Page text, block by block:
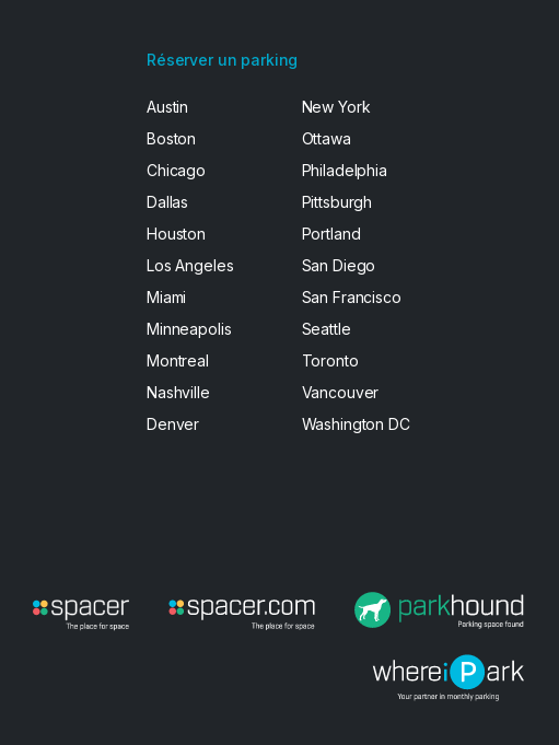
Réserver un parking
Austin
Boston
Chicago
Dallas
Houston
Los Angeles
Miami
Minneapolis
Montreal
Nashville
Denver
New York
Ottawa
Philadelphia
Pittsburgh
Portland
San Diego
San Francisco
Seattle
Toronto
Vancouver
Washington DC